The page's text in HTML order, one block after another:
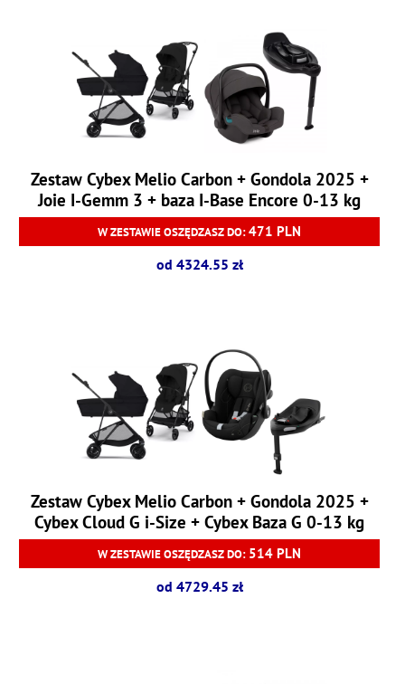
Zestaw Cybex Melio Carbon + Gondola 2025 +
Joie I-Gemm 3 + baza I-Base Encore 0-13 kg
W ZESTAWIE OSZĘDZASZ DO:471 PLN
od 4324.55 zł
Zestaw Cybex Melio Carbon + Gondola 2025 +
Cybex Cloud G i-Size + Cybex Baza G 0-13 kg
W ZESTAWIE OSZĘDZASZ DO: 514 PLN
od 4729.45 zł